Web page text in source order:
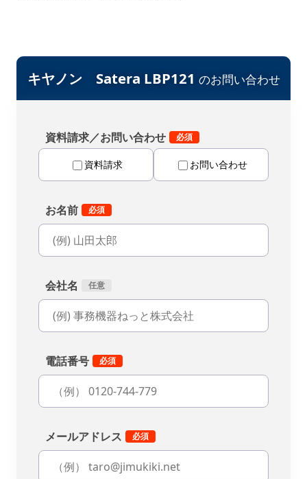
キヤノン Satera LBP121 のお問い合わせ
資料請求／お問い合わせ
資料請求 お問い合わせ
お名前
会社名
電話番号
メールアドレス